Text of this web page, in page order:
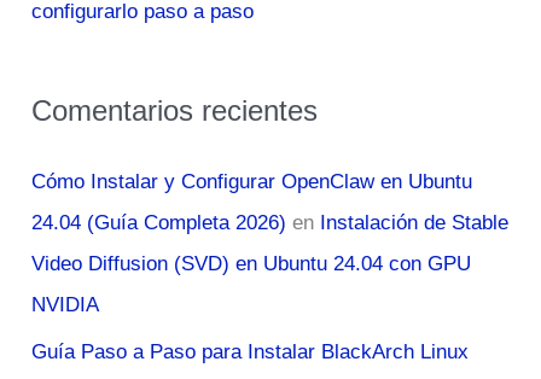
configurarlo paso a paso
Comentarios recientes
Cómo Instalar y Configurar OpenClaw en Ubuntu
24.04 (Guía Completa 2026) en Instalación de Stable
Video Diffusion (SVD) en Ubuntu 24.04 con GPU
NVIDIA
Guía Paso a Paso para Instalar BlackArch Linux